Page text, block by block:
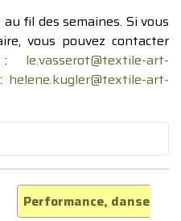
fil des semaines. Si vous
vous pouvez contacter
: le.vasserot@textile-art-
helene.kugler@textile-art-
Performance, danse